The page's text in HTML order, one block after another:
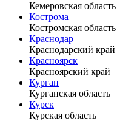
Кемеровская область
Кострома
Костромская область
Краснодар
Краснодарский край
Красноярск
Красноярский край
Курган
Курганская область
Курск
Курская область